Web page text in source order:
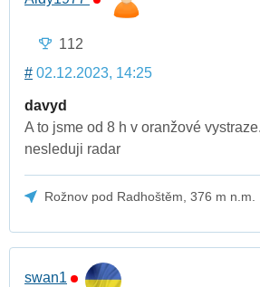
112
# 02.12.2023, 14:25
davyd
A to jsme od 8 h v oranžové
nesleduji radar
Rožnov pod Radhoštěm, 376 m n.m.
swan1